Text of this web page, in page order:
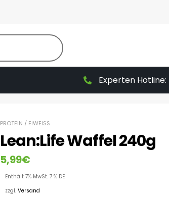
Experten Hotline:
PROTEIN / EIWEISS
Lean:Life Waffel 240g
5,99€
Enthält 7% MwSt. 7 % DE
zzgl. Versand